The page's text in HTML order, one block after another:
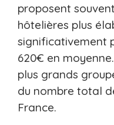
proposent
hôtelières plus
significativement
620€ en
plus grands
du nombre total
France.